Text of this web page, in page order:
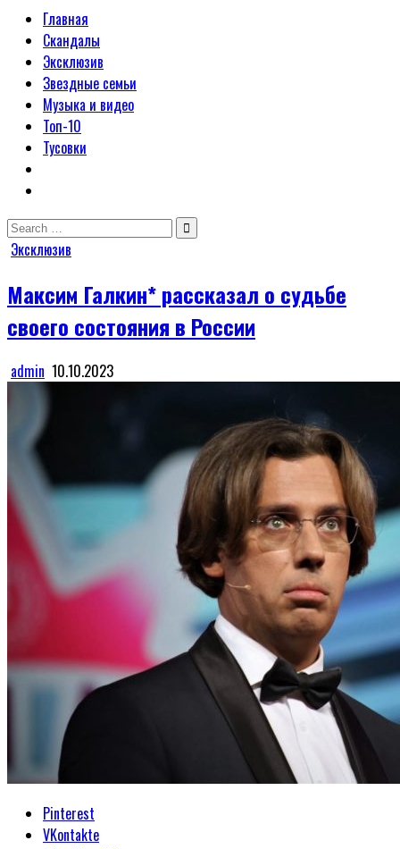
Главная
Скандалы
Эксклюзив
Звездные семьи
Музыка и видео
Топ-10
Тусовки
Search
for:
Posted
Эксклюзив
Максим Галкин* рассказал о судьбе
своего состояния в России
admin 10.10.2023
Pinterest
VKontakte